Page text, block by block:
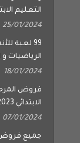
التعليم
25/01/2024
99 لعبة
الرياضيات
18/01/2024
فروض
الابتدائي 2023-2024
07/01/2024